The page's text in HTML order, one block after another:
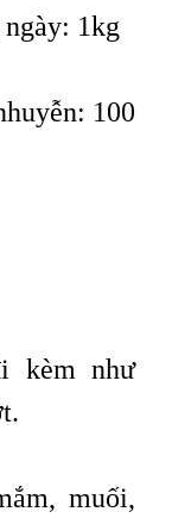
1kg
100
kèm như
muối,